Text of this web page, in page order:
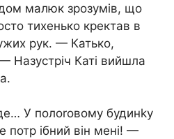
малюк зрозумів, що
тихенько кректав в
рук. — Катько,
Назустріч Каті вийшла
У полоrовому будинkу
потр ібний він мені! —